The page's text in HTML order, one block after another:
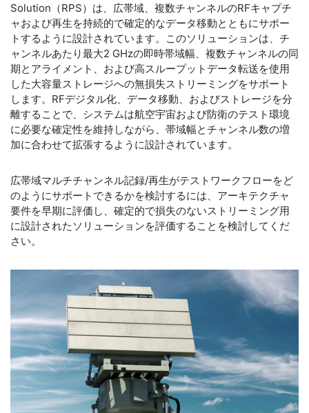
Solution（RPS）は、広帯域、複数チャンネルのRFキャプチ
ャおよび再生を持続的で確定的なデータ移動とともにサポー
トするように設計されています。このソリューションは、チ
ャンネルあたり最大2 GHzの即時帯域幅、複数チャンネルの同
期とアライメント、および高スループットデータ転送を使用
した大容量ストレージへの無損失ストリーミングをサポート
します。RFデジタル化、データ移動、およびストレージを分
離することで、システムは航空宇宙および防衛のテスト環境
に必要な確定性を維持しながら、帯域幅とチャンネル数の増
加に合わせて拡張するように設計されています。
広帯域マルチチャンネル記録/再生がテストワークフローをど
のようにサポートできるかを検討するには、アーキテクチャ
要件を早期に評価し、確定的で損失のないストリーミング用
に設計されたソリューションを評価することを検討してくだ
さい。